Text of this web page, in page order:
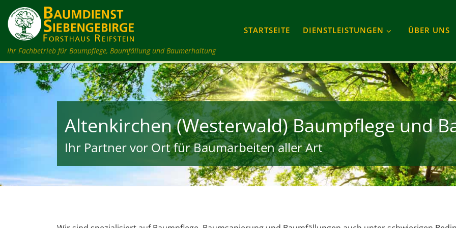
Zum Inhalt springen
Ihr Fachbetrieb für Baumpflege, Baumfällung und Baumerhaltung
STARTSEITE DIENSTLEISTUNGEN ÜBER UNS
Altenkirchen (Westerwald) Baumpflege und
Ihr Partner vor Ort für Baumarbeiten aller Art